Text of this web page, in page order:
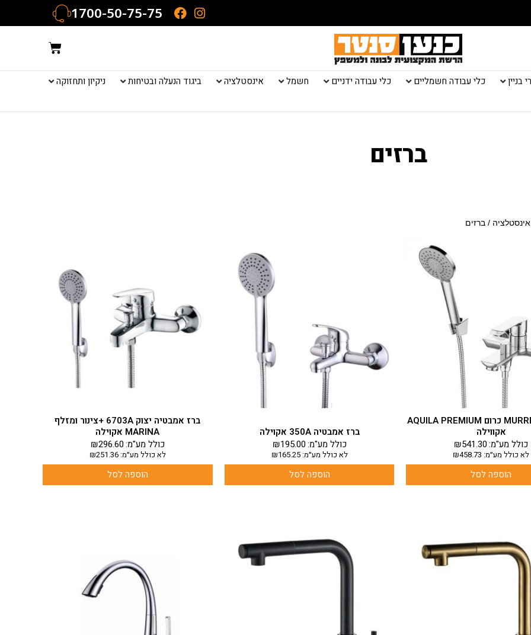
1700-50-75-75
עגלת
קניות
בניין כלי עבודה חשמליים כלי עבודה ידניים חשמל אינסטלציה ביגוד הנעלה ובטיחות ניקיון ותחזוקה
ברזים
אינסטלציה / ברזים
ברז אמבט MURRE כרום AQUILA PREMIUM
אקווילה
₪541.30כולל מע"מ:
לא כולל מע״מ: ₪458.73
הוספה לסל
ברז אמבטיה 350A אקוילה
₪195.00כולל מע"מ:
לא כולל מע״מ: ₪165.25
הוספה לסל
ברז אמבטיה יצוק 6703A +צינור ומזלף
MARINA אקוילה
₪296.60כולל מע"מ:
לא כולל מע״מ: ₪251.36
הוספה לסל